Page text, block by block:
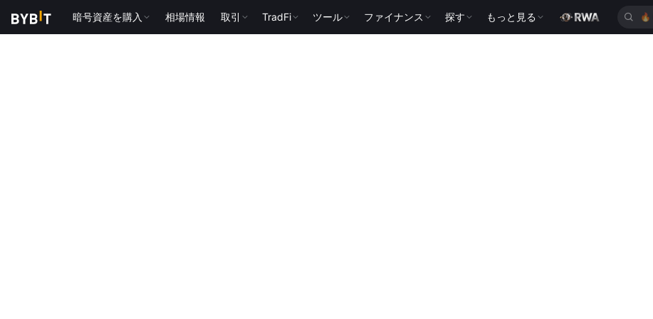
暗号資産を購入 相場情報 取引 TradFi ツール ファイナンス 探す もっと見る 🔥